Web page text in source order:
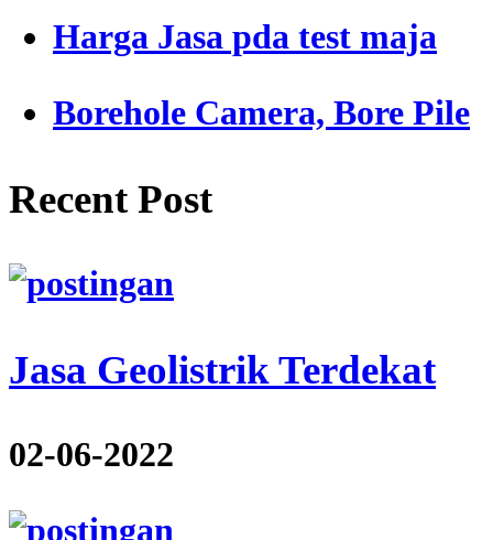
Harga Jasa pda test maja
Borehole Camera, Bore Pile
Recent Post
Jasa Geolistrik Terdekat
02-06-2022